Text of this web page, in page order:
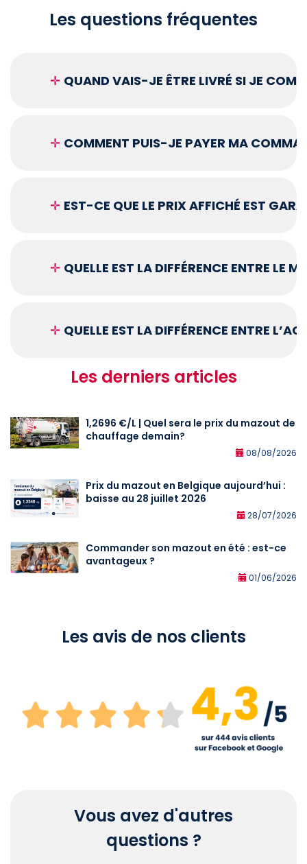
Les questions fréquentes
✛ QUAND VAIS-JE ÊTRE LIVRÉ SI JE
✛ COMMENT PUIS-JE PAYER MA
✛ EST-CE QUE LE PRIX AFFICHÉ EST
✛ QUELLE EST LA DIFFÉRENCE ENTRE LE
✛ QUELLE EST LA DIFFÉRENCE ENTRE
Les derniers articles
1,2696 €/L | Quel sera le prix du mazout de
chauffage demain?
08/08/2026
Prix du mazout en Belgique aujourd’hui :
baisse au 28 juillet 2026
28/07/2026
Commander son mazout en été : est-ce
avantageux ?
01/06/2026
Les avis de nos clients
Vous avez d'autres
questions ?